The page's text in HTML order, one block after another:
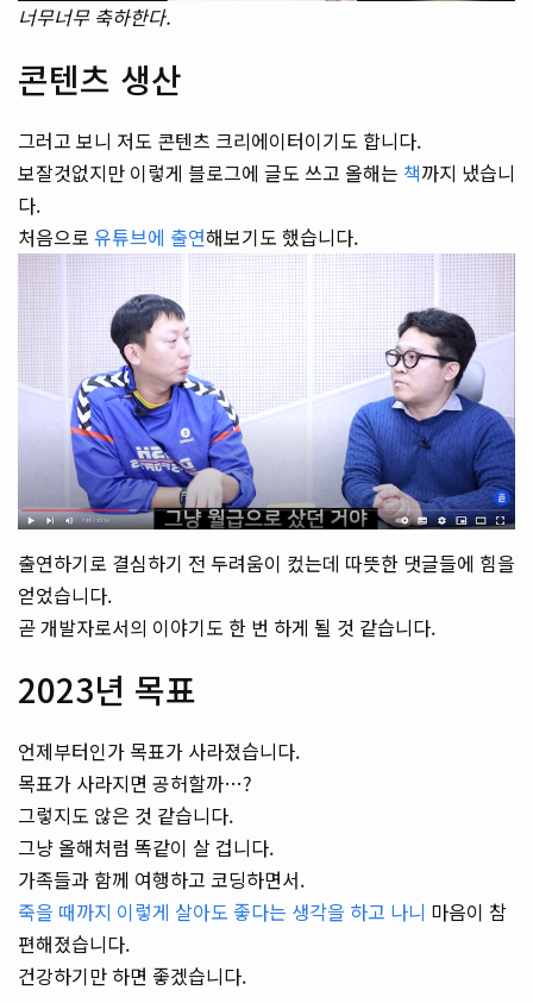
너무너무 축하한다.
콘텐츠 생산
그러고 보니 저도 콘텐츠 크리에이터이기도 합니다.
보잘것없지만 이렇게 블로그에 글도 쓰고 올해는 책까지 냈습니
다.
처음으로 유튜브에 출연해보기도 했습니다.
출연하기로 결심하기 전 두려움이 컸는데 따뜻한 댓글들에 힘을
얻었습니다.
곧 개발자로서의 이야기도 한 번 하게 될 것 같습니다.
2023년 목표
언제부터인가 목표가 사라졌습니다.
목표가 사라지면 공허할까…?
그렇지도 않은 것 같습니다.
그냥 올해처럼 똑같이 살 겁니다.
가족들과 함께 여행하고 코딩하면서.
죽을 때까지 이렇게 살아도 좋다는 생각을 하고 나니 마음이 참
편해졌습니다.
건강하기만 하면 좋겠습니다.